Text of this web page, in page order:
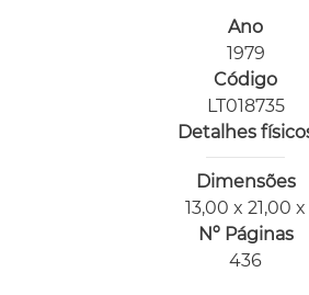
Ano
1979
Código
LT018735
Detalhes
Dimensões
13,00 x 21,00 x
Nº Páginas
436